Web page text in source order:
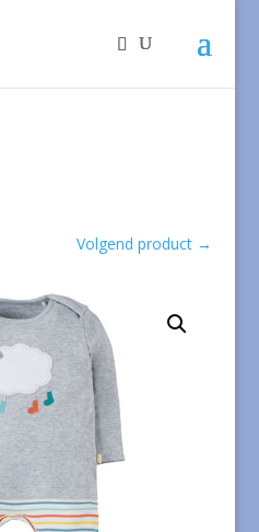
Volgend product →